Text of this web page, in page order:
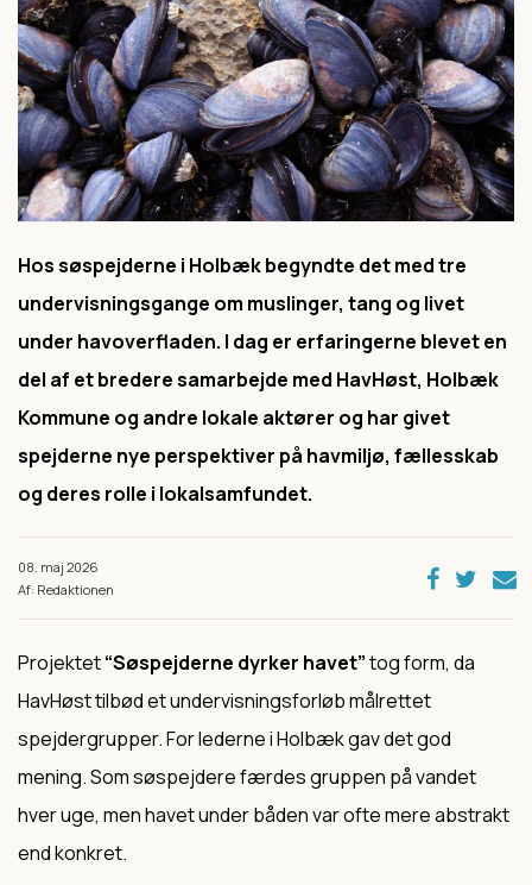
Hos søspejderne i Holbæk begyndte det med tre
undervisningsgange om muslinger, tang og livet
under havoverfladen. I dag er erfaringerne blevet en
del af et bredere samarbejde med HavHøst, Holbæk
Kommune og andre lokale aktører og har givet
spejderne nye perspektiver på havmiljø, fællesskab
og deres rolle i lokalsamfundet.
08. maj 2026
Af: Redaktionen
Projektet“Søspejderne dyrker havet”tog form, da
HavHøst tilbød et undervisningsforløb målrettet
spejdergrupper. For lederne i Holbæk gav det god
mening. Som søspejdere færdes gruppen på vandet
hver uge, men havet under båden var ofte mere abstrakt
end konkret.